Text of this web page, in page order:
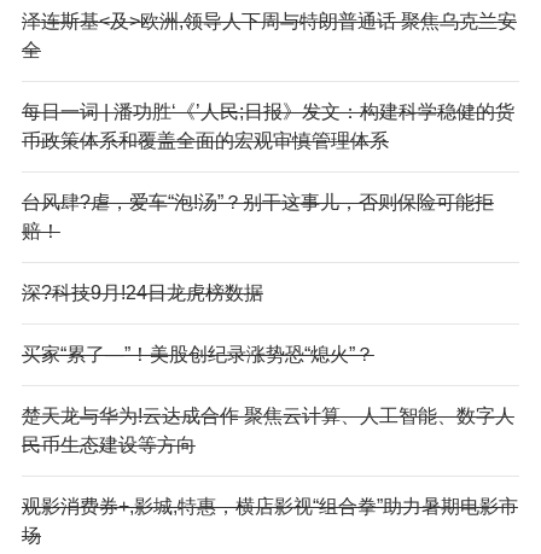
泽连斯基<及>欧洲,领导人下周与特朗普通话 聚焦乌克兰安
全
每日一词 | 潘功胜‘《’人民;日报》发文：构建科学稳健的货
币政策体系和覆盖全面的宏观审慎管理体系
台风肆?虐，爱车“泡!汤”？别干这事儿，否则保险可能拒
赔！
深?科技9月!24日龙虎榜数据
买家“累了—”！美股创纪录涨势恐“熄火”？
楚天龙与华为!云达成合作 聚焦云计算、人工智能、数字人
民币生态建设等方向
观影消费券+,影城,特惠，横店影视“组合拳”助力暑期电影市
场